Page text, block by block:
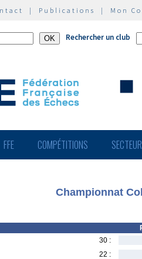
| Publications | Mon
Rechercher un club
FFE COMPÉTITIONS
Championnat
30 :
22 :